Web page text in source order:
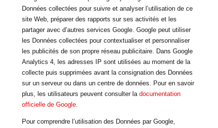
Données collectées pour suivre et analyser l’utilisation de ce
site Web, préparer des rapports sur ses activités et les
partager avec d’autres services Google. Google peut utiliser
les Données collectées pour contextualiser et personnaliser
les publicités de son propre réseau publicitaire. Dans Google
Analytics 4, les adresses IP sont utilisées au moment de la
collecte puis supprimées avant la consignation des Données
sur un serveur ou dans un centre de données. Pour en savoir
plus, les utilisateurs peuvent consulter la documentation
officielle de Google.
Pour comprendre l’utilisation des Données par Google,